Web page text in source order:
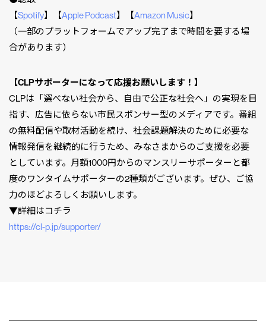
【Spotify】【Apple Podcast】【Amazon Music】
（一部のプラットフォームでアップ完了まで時間を要する場
合があります）
【CLPサポーターになって応援お願いします！】
CLPは「選べない社会から、自由で公正な社会へ」の実現を目
指す、広告に依らない市民スポンサー型のメディアです。番組
の無料配信や取材活動を続け、社会課題解決のために必要な
情報発信を継続的に行うため、みなさまからのご支援を必要
としています。月額1000円からのマンスリーサポーターと都
度のワンタイムサポーターの2種類がございます。ぜひ、ご協
力のほどよろしくお願いします。
▼詳細はコチラ
⁠⁠⁠⁠⁠⁠⁠⁠⁠⁠⁠⁠⁠⁠⁠⁠⁠⁠⁠⁠⁠⁠⁠⁠⁠⁠⁠⁠⁠⁠⁠⁠⁠⁠⁠⁠⁠⁠https://cl-p.jp/supporter/